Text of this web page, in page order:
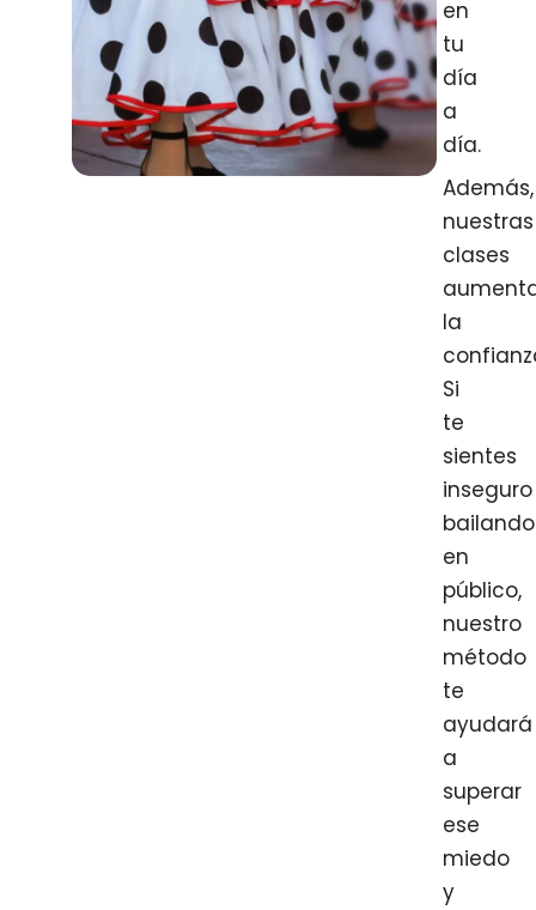
en
tu
día
a
día.
Además,
nuestras
clases
la
Si
te
sientes
inseguro
bailando
en
público,
nuestro
método
te
ayudará
a
superar
ese
miedo
y